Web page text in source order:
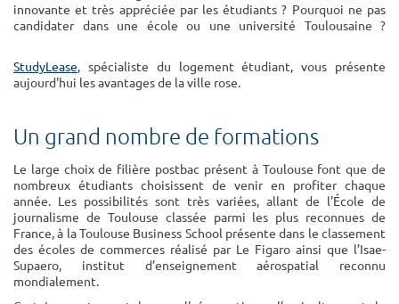
€ €
m²
Type de location
Colocation
Votre date d'entrée
innovante et très appréciée par les étudiants ? Pourquoi ne pas
candidater dans une école ou une université Toulousaine ?
StudyLease, spécialiste du logement étudiant, vous présente
aujourd'hui les avantages de la ville rose.
Un grand nombre de formations
Le large choix de filière postbac présent à Toulouse font que de
nombreux étudiants choisissent de venir en profiter chaque
année. Les possibilités sont très variées, allant de l'École de
journalisme de Toulouse classée parmi les plus reconnues de
France, à la Toulouse Business School présente dans le classement
des écoles de commerces réalisé par Le Figaro ainsi que l’Isae-
Supaero, institut d’enseignement aérospatial reconnu
mondialement.